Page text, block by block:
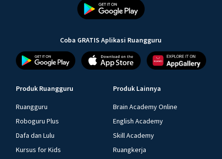
Coba GRATIS Aplikasi Ruangguru
Produk Ruangguru
Ruangguru
Roboguru Plus
Dafa dan Lulu
Kursus for Kids
Produk Lainnya
Brain Academy Online
English Academy
Skill Academy
Ruangkerja